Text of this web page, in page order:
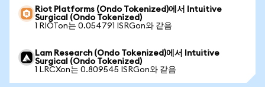
Riot Platforms (Ondo Tokenized)에서 Intuitive
Surgical (Ondo Tokenized)
1 RIOTon는 0.054791 ISRGon와 같음
Lam Research (Ondo Tokenized)에서 Intuitive
Surgical (Ondo Tokenized)
1 LRCXon는 0.809545 ISRGon와 같음